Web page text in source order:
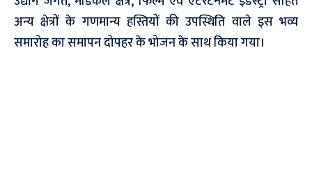
अन्य क्षेत्रों के गणमान्य हस्तियों की उपस्थिति वाले इस भव्य
समारोह का समापन दोपहर के भोजन के साथ किया गया।